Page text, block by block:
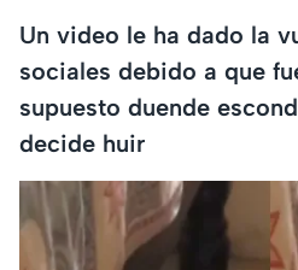
Un video le ha dado la
sociales debido a que
supuesto duende
decide huir